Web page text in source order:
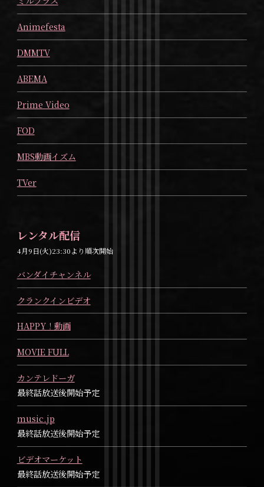
Animefesta
DMMTV
ABEMA
Prime Video
FOD
MBS動画イズム
TVer
レンタル配信
4月9日(火)23:30より順次開始
バンダイチャンネル
クランクインビデオ
HAPPY！動画
MOVIE FULL
カンテレドーガ
最終話放送後開始予定
music.jp
最終話放送後開始予定
ビデオマーケット
最終話放送後開始予定